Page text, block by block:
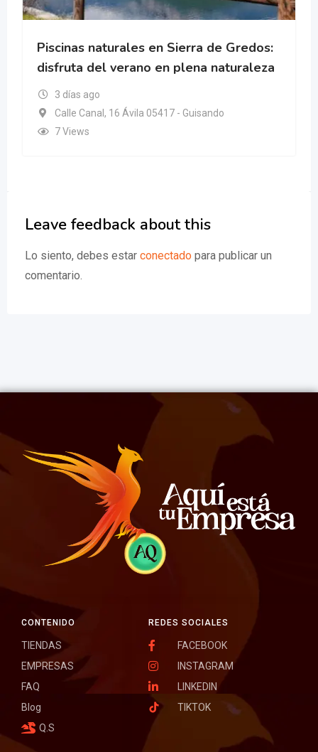
Piscinas naturales en Sierra de Gredos:
disfruta del verano en plena naturaleza
3 días ago
Calle Canal, 16 Ávila 05417 - Guisando
7 Views
Leave feedback about this
Lo siento, debes estar conectado para publicar un
comentario.
REDES SOCIALES
FACEBOOK
INSTAGRAM
LINKEDIN
TIKTOK
CONTENIDO
TIENDAS
EMPRESAS
FAQ
Blog
Q.S